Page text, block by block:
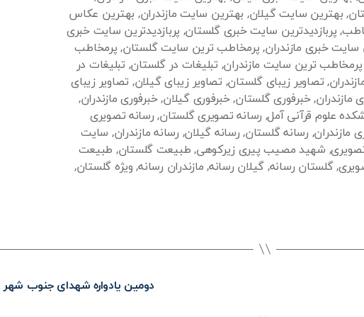
, بهترین سایت گیلان, بهترین سایت مازندران, بهترین عکاس
, پربازدیدترین سایت خبری گلستان, پربازدیدترین سایت خبری
سایت خبری مازندران, پرمخاطب ترین سایت گلستان, پرمخاطب
پرمخاطب ترین سایت مازندران, تبلیغات در گلستان, تبلیغات در
, تصاویر زیبای گلستان, تصاویر زیبای گیلان, تصاویر زیبای
مازندران,خبرفوری گلستان,خبرفوری گیلان,خبرفوری مازندران,
علوم قرآنی آمل, رسانه تصویری گلستان, رسانه تصویری
مازندران, رسانه گلستان, رسانه گیلان, رسانه مازندران, سایت
, شهید مصیب پیری زیرکوهی, طبیعت گلستان, طبیعت
,گلستان رسانه, گیلان رسانه, مازندران رسانه, ویژه گلستان,
دومین یادواره شهدای جنوب شهر